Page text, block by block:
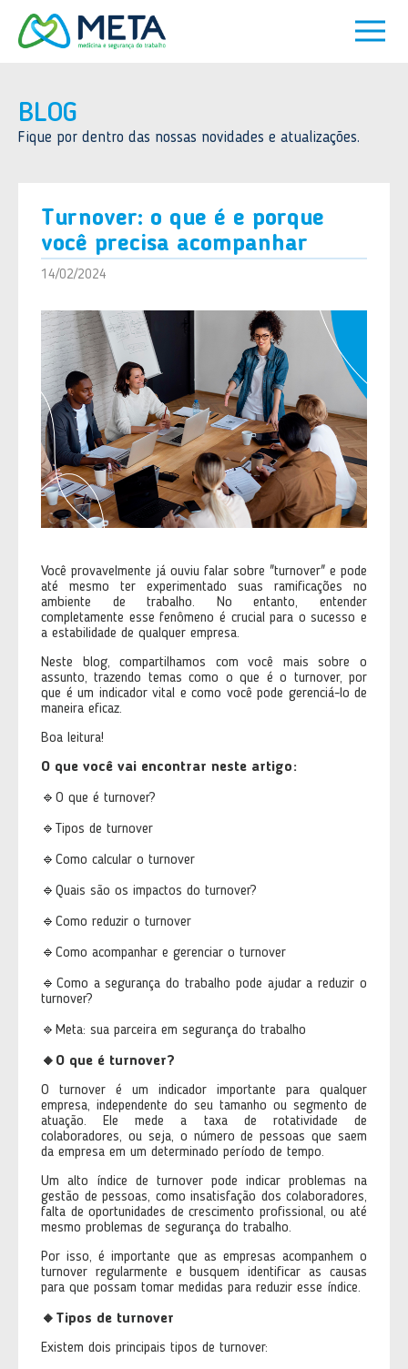
BLOG
Fique por dentro das nossas novidades e atualizações.
Turnover: o que é e porque
você precisa acompanhar
14/02/2024
Você provavelmente já ouviu falar sobre "turnover" e pode
até mesmo ter experimentado suas ramificações no
ambiente de trabalho. No entanto, entender
completamente esse fenômeno é crucial para o sucesso e
a estabilidade de qualquer empresa.
Neste blog, compartilhamos com você mais sobre o
assunto, trazendo temas como o que é o turnover, por
que é um indicador vital e como você pode gerenciá-lo de
maneira eficaz.
Boa leitura!
O que você vai encontrar neste artigo:
🔹O que é turnover?
🔹Tipos de turnover
🔹Como calcular o turnover
🔹Quais são os impactos do turnover?
🔹Como reduzir o turnover
🔹Como acompanhar e gerenciar o turnover
🔹Como a segurança do trabalho pode ajudar a reduzir o
turnover?
🔹Meta: sua parceira em segurança do trabalho
🔸O que é turnover?
O turnover é um indicador importante para qualquer
empresa, independente do seu tamanho ou segmento de
atuação. Ele mede a taxa de rotatividade de
colaboradores, ou seja, o número de pessoas que saem
da empresa em um determinado período de tempo.
Um alto índice de turnover pode indicar problemas na
gestão de pessoas, como insatisfação dos colaboradores,
falta de oportunidades de crescimento profissional, ou até
mesmo problemas de segurança do trabalho.
Por isso, é importante que as empresas acompanhem o
turnover regularmente e busquem identificar as causas
para que possam tomar medidas para reduzir esse índice.
🔸 Tipos de turnover
Existem dois principais tipos de turnover: